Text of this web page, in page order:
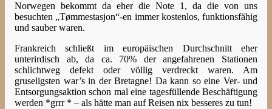
Norwegen bekommt da eher die Note 1, da die von uns
besuchten „Tømmestasjon“-en immer kostenlos, funktionsfähig
und sauber waren.
Frankreich schließt im europäischen Durchschnitt eher
unterirdisch ab, da ca. 70% der angefahrenen Stationen
schlichtweg defekt oder völlig verdreckt waren. Am
gruseligsten war’s in der Bretagne! Da kann so eine Ver- und
Entsorgungsaktion schon mal eine tagesfüllende Beschäftigung
werden *grrr * – als hätte man auf Reisen nix besseres zu tun!